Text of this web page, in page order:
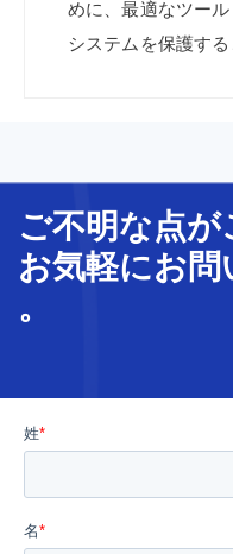
めに、最適なツール
システムを保護する
ご不明な点が
お気軽にお問
。